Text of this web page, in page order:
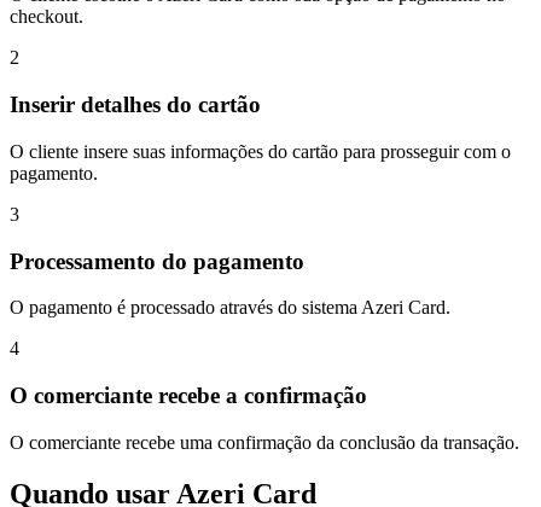
checkout.
2
Inserir detalhes do cartão
O cliente insere suas informações do cartão para prosseguir com o
pagamento.
3
Processamento do pagamento
O pagamento é processado através do sistema Azeri Card.
4
O comerciante recebe a confirmação
O comerciante recebe uma confirmação da conclusão da transação.
Quando usar Azeri Card